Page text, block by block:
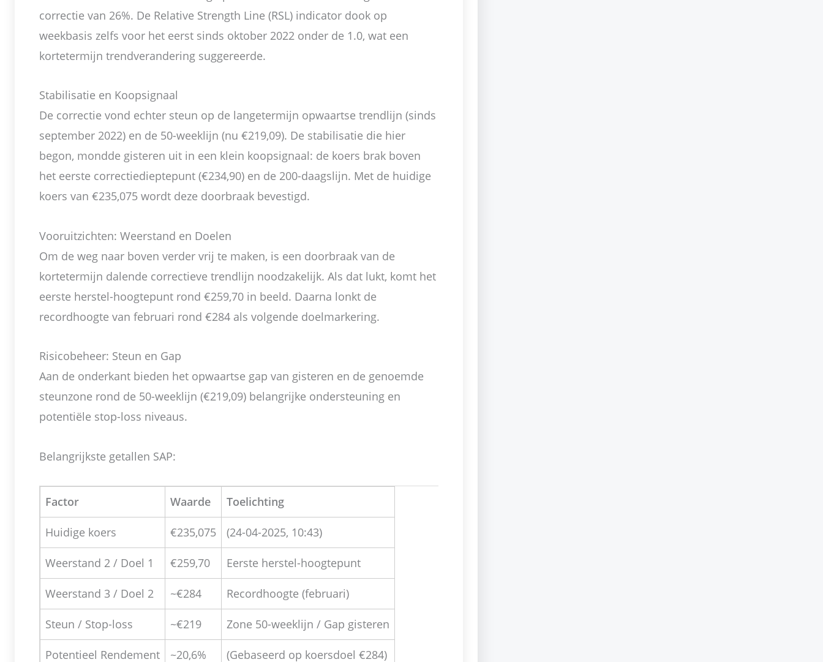
correctie van 26%. De Relative Strength Line (RSL) indicator dook op
weekbasis zelfs voor het eerst sinds oktober 2022 onder de 1.0, wat een
kortetermijn trendverandering suggereerde.
Stabilisatie en Koopsignaal
De correctie vond echter steun op de langetermijn opwaartse trendlijn (sinds
september 2022) en de 50-weeklijn (nu €219,09). De stabilisatie die hier
begon, mondde gisteren uit in een klein koopsignaal: de koers brak boven
het eerste correctiedieptepunt (€234,90) en de 200-daagslijn. Met de huidige
koers van €235,075 wordt deze doorbraak bevestigd.
Vooruitzichten: Weerstand en Doelen
Om de weg naar boven verder vrij te maken, is een doorbraak van de
kortetermijn dalende correctieve trendlijn noodzakelijk. Als dat lukt, komt het
eerste herstel-hoogtepunt rond €259,70 in beeld. Daarna lonkt de
recordhoogte van februari rond €284 als volgende doelmarkering.
Risicobeheer: Steun en Gap
Aan de onderkant bieden het opwaartse gap van gisteren en de genoemde
steunzone rond de 50-weeklijn (€219,09) belangrijke ondersteuning en
potentiële stop-loss niveaus.
Belangrijkste getallen SAP:
Factor Waarde Toelichting
Huidige koers €235,075 (24-04-2025, 10:43)
Weerstand 2 / Doel 1 €259,70 Eerste herstel-hoogtepunt
Weerstand 3 / Doel 2 ~€284 Recordhoogte (februari)
Steun / Stop-loss ~€219 Zone 50-weeklijn / Gap gisteren
Potentieel Rendement ~20,6% (Gebaseerd op koersdoel €284)